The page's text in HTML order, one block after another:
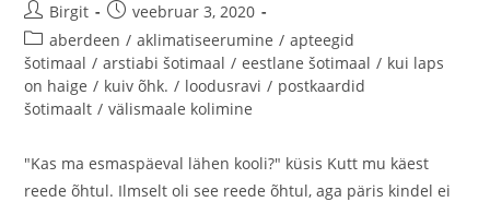
Birgit
veebruar 3, 2020
aberdeen / aklimatiseerumine / apteegid
šotimaal / arstiabi šotimaal / eestlane šotimaal / kui laps
on haige / kuiv õhk. / loodusravi / postkaardid
šotimaalt / välismaale kolimine
"Kas ma esmaspäeval lähen kooli?" küsis Kutt mu käest
reede õhtul. Ilmselt oli see reede õhtul, aga päris kindel ei